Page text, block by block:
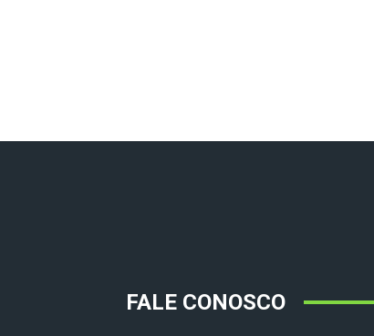
FALE CONOSCO